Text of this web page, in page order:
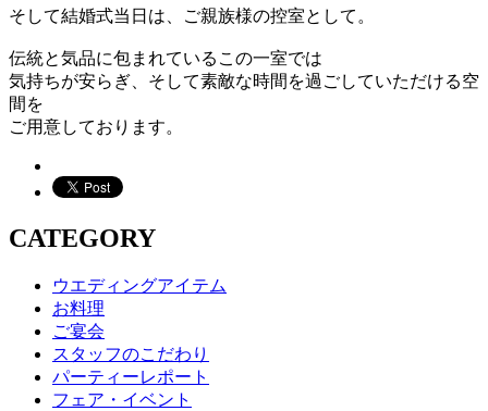
そして結婚式当日は、ご親族様の控室として。
伝統と気品に包まれているこの一室では
気持ちが安らぎ、そして素敵な時間を過ごしていただける空
間を
ご用意しております。
CATEGORY
ウエディングアイテム
お料理
ご宴会
スタッフのこだわり
パーティーレポート
フェア・イベント